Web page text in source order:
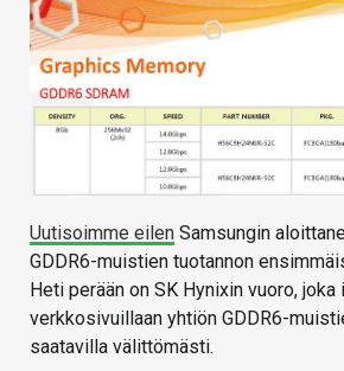
VAIHDA TEEMA
Uutisoimme eilen Samsungin
GDDR6-muistien tuotannon
Heti perään on SK Hynixin vuoro,
verkkosivuillaan yhtiön GDDR6-
saatavilla välittömästi.